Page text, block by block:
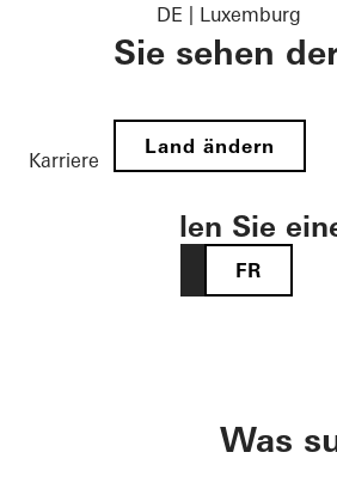
Karriere
DE | Luxemburg
Sie sehen
Land ändern
Wählen Sie
FR
Was